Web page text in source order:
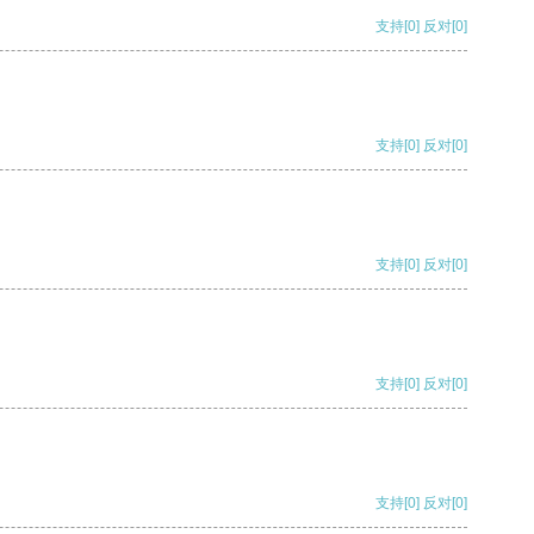
支持[0] 反对[0]
支持[0] 反对[0]
支持[0] 反对[0]
支持[0] 反对[0]
支持[0] 反对[0]